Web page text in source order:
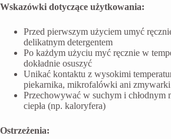
Wskazówki dotyczące użytkowania:
Przed pierwszym użyciem umyć
delikatnym detergentem
Po każdym użyciu myć ręcznie w
dokładnie osuszyć
Unikać kontaktu z wysokimi
piekarnika, mikrofalówki ani zmywarki
Przechowywać w suchym i chłodnym
ciepła (np. kaloryfera)
Ostrzeżenia: